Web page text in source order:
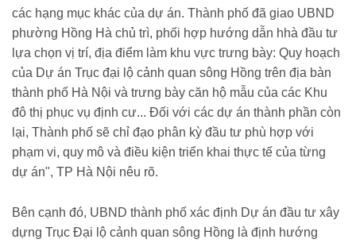
các hạng mục khác của dự án. Thành phố đã giao UBND
phường Hồng Hà chủ trì, phối hợp hướng dẫn hhà đầu tư
lựa chọn vị trí, địa điểm làm khu vực trưng bày: Quy hoạch
của Dự án Trục đại lộ cảnh quan sông Hồng trên địa bàn
thành phố Hà Nội và trưng bày căn hộ mẫu của các Khu
đô thị phục vụ định cư... Đối với các dự án thành phần còn
lại, Thành phố sẽ chỉ đạo phân kỳ đầu tư phù hợp với
phạm vi, quy mô và điều kiện triển khai thực tế của từng
dự án", TP Hà Nội nêu rõ.
Bên cạnh đó, UBND thành phố xác định Dự án đầu tư xây
dựng Trục Đại lộ cảnh quan sông Hồng là định hướng